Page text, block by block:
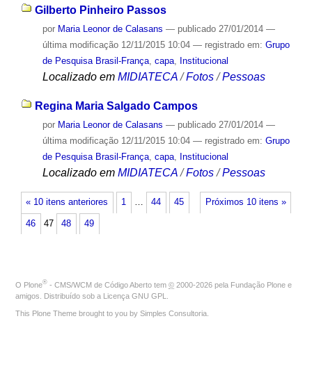
Gilberto Pinheiro Passos
por Maria Leonor de Calasans — publicado27/01/2014 —
última modificação12/11/2015 10:04 — registrado em: Grupo
de Pesquisa Brasil-França, capa, Institucional
Localizado em MIDIATECA /Fotos /Pessoas
Regina Maria Salgado Campos
por Maria Leonor de Calasans — publicado27/01/2014 —
última modificação12/11/2015 10:04 — registrado em: Grupo
de Pesquisa Brasil-França, capa, Institucional
Localizado em MIDIATECA /Fotos /Pessoas
« 10 itens anteriores Próximos 10 itens »
1 … 44 45
46 47 48 49
O Plone® - CMS/WCM de Código Aberto tem © 2000-2026 pela Fundação Plone e
amigos. Distribuído sob a Licença GNU GPL
This Plone Theme brought to you by Simples Consultoria